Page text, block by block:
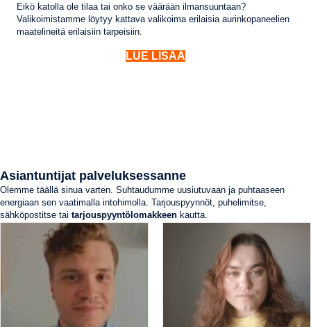
Eikö katolla ole tilaa tai onko se väärään ilmansuuntaan?
Valikoimistamme löytyy kattava valikoima erilaisia aurinkopaneelien
maatelineitä erilaisiin tarpeisiin.
LUE LISÄÄ
Asiantuntijat palveluksessanne
Olemme täällä sinua varten. Suhtaudumme uusiutuvaan ja puhtaaseen
energiaan sen vaatimalla intohimolla. Tarjouspyynnöt, puhelimitse,
sähköpostitse tai tarjouspyyntölomakkeen kautta.